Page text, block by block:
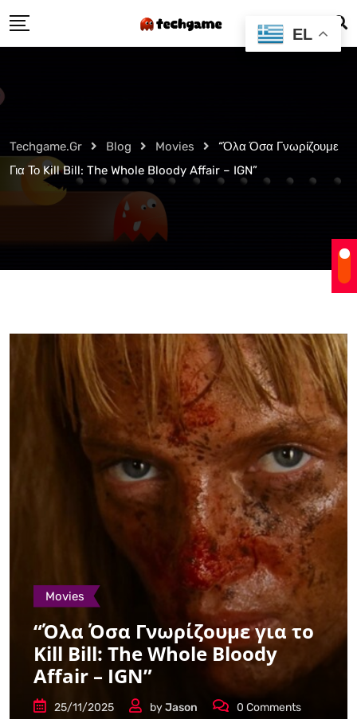
to
Techgame.gr Blog Movies
“Όλα Όσα Γνωρίζουμε
Για Το Kill Bill: The Whole Bloody Affair – IGN”
Movies
“Όλα Όσα Γνωρίζουμε για το
Kill Bill: The Whole Bloody
Affair – IGN”
25/11/2025 byJason 0 Comments
EL